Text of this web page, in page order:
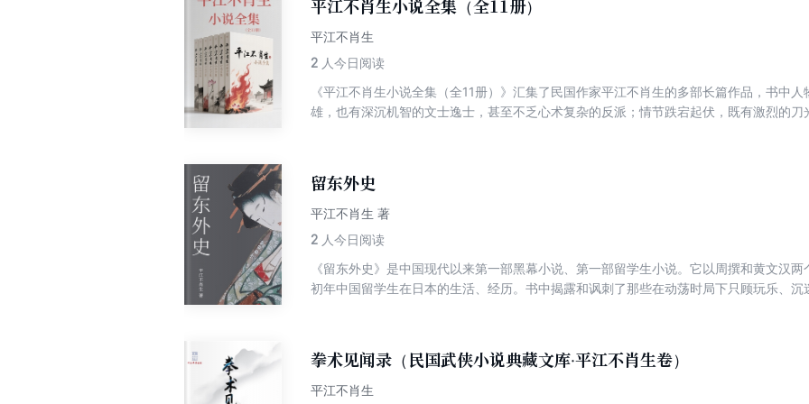
实与奇幻的江湖长卷。 本书完整保留原著“奇侠、奇事、奇术”的核心精髓，褪去民国旧
情，还原昆仑、崆峒两派的门派纷争，刻画杨天池、柳迟、红姑等一众奇侠的鲜活形象
义精神的家国情怀，更开创了现代武侠“门派之争”的先河，是读懂中国武侠起源、领略江
平江不肖生小说全集（全11册）
平江不肖生
2 人今日阅读
《平江不肖生小说全集（全11册）》汇集了民国作家平江不肖生的多部长篇作品，书中
雄，也有深沉机智的文士逸士，甚至不乏心术复杂的反派；情节跌宕起伏，既有激烈的
留东外史
平江不肖生 著
2 人今日阅读
《留东外史》是中国现代以来第一部黑幕小说、第一部留学生小说。它以周撰和黄文汉
初年中国留学生在日本的生活、经历。书中揭露和讽刺了那些在动荡时局下只顾玩乐、
拳术见闻录（民国武侠小说典藏文库·平江不肖生卷）
平江不肖生